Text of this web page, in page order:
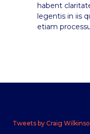
habent
legentis in iis
etiam
Tweets by Craig